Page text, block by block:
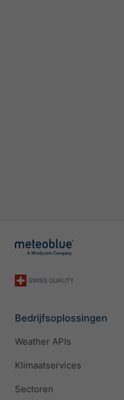
Bedrijfsoplossingen
Weather APIs
Klimaatservices
Sectoren